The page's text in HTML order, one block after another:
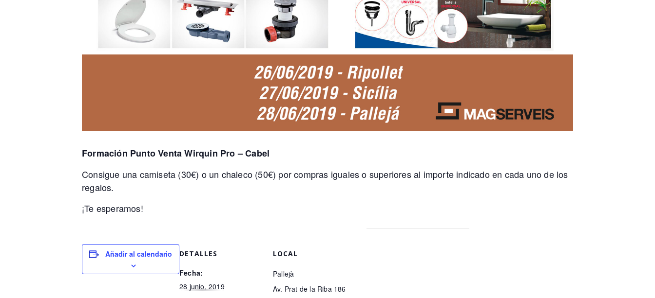
Formación Punto Venta Wirquin Pro – Cabel
Consigue una camiseta (30€) o un chaleco (50€) por compras iguales o superiores al importe indicado en cada uno de los
regalos.
¡Te esperamos!
Añadir al calendario DETALLES
Fecha:
28 junio, 2019
LOCAL
Pallejà
Av. Prat de la Riba 186